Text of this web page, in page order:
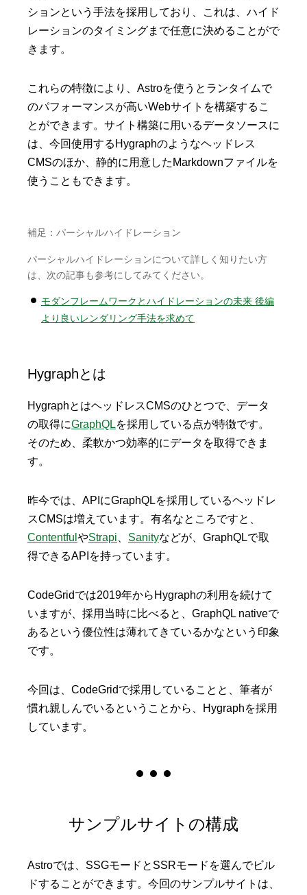
ションという手法を採用しており、これは、ハイド
レーションのタイミングまで任意に決めることがで
きます。
これらの特徴により、Astroを使うとランタイムで
のパフォーマンスが高いWebサイトを構築するこ
とができます。サイト構築に用いるデータソースに
は、今回使用するHygraphのようなヘッドレス
CMSのほか、静的に用意したMarkdownファイルを
使うこともできます。
補足：パーシャルハイドレーション
パーシャルハイドレーションについて詳しく知りたい方
は、次の記事も参考にしてみてください。
モダンフレームワークとハイドレーションの未来 後編
より良いレンダリング手法を求めて
Hygraphとは
HygraphとはヘッドレスCMSのひとつで、データ
の取得にGraphQLを採用している点が特徴です。
そのため、柔軟かつ効率的にデータを取得できま
す。
昨今では、APIにGraphQLを採用しているヘッドレ
スCMSは増えています。有名なところですと、
Contentful やStrapi Sanityなどが、GraphQLで取
得できるAPIを持っています。
CodeGridでは2019年からHygraphの利用を続けて
いますが、採用当時に比べると、GraphQL nativeで
あるという優位性は薄れてきているかなという印象
です。
今回は、CodeGridで採用していることと、筆者が
慣れ親しんでいるということから、Hygraphを採用
しています。
サンプルサイトの構成
Astroでは、SSGモードとSSRモードを選んでビル
ドすることができます。今回のサンプルサイトは、